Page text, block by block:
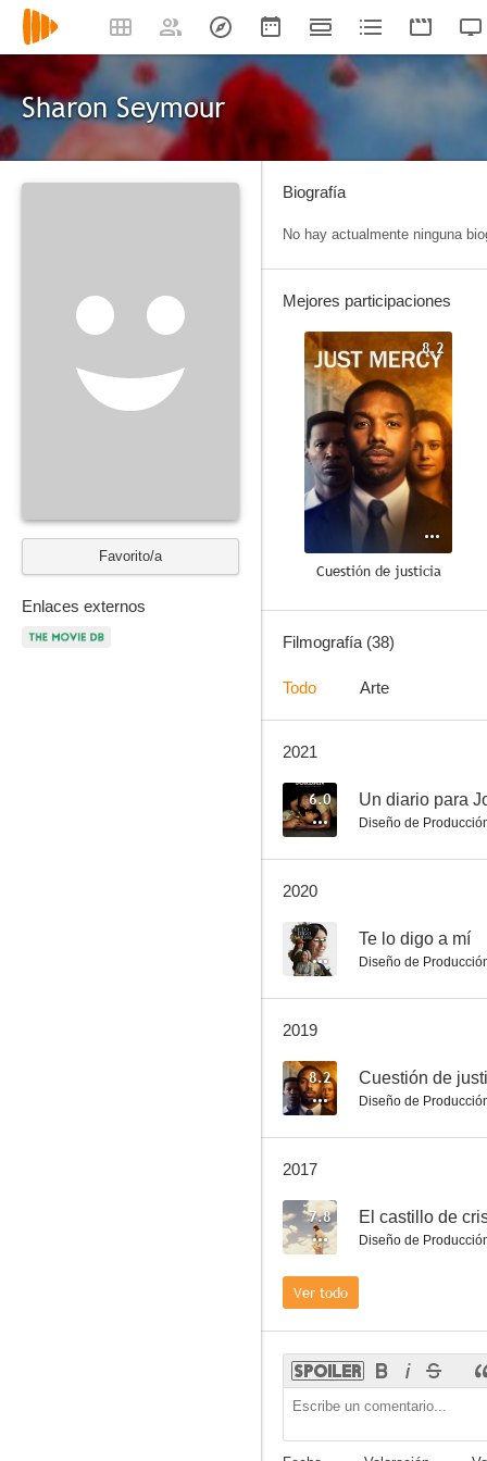
Sharon Seymour
Favorito/a
Enlaces externos
Biografía
No hay actualmente ninguna
Mejores participaciones
8.2
Cuestión de justicia
Adiós pequeña, adiós
7.2
Argo
6.6
Filmografía (38)
Todo Arte
2021
6.0 Un diario para
Diseño de
2020
-- Te lo digo a mí
Diseño de
2019
8.2 Cuestión de
Diseño de
2017
7.8 El castillo de
Diseño de
Ver todo